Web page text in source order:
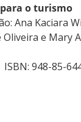
o turismo
Ana Kaciara
Oliveira e Mary
948-85-